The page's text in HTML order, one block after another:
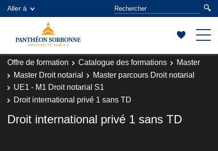
Aller à
Offre de formation Catalogue des formations
Master
Master Droit notarial
Master parcours Droit notarial
UE1 - M1 Droit notarial S1
Droit international privé 1 sans TD
Droit international privé 1 sans TD